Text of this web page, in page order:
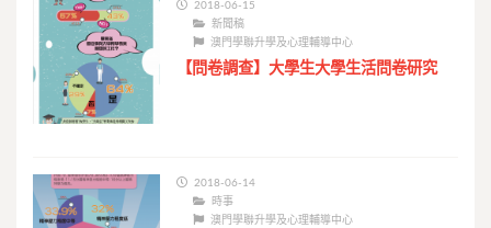
2018-06-15
新聞稿
澳門學聯升學及心理輔導中心
【問卷調查】大學生大學生活問卷研究
2018-06-14
時事
澳門學聯升學及心理輔導中心